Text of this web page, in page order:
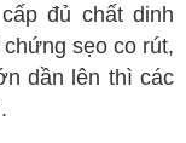
đủ chất dinh
sẹo co rút,
dần lên thì các